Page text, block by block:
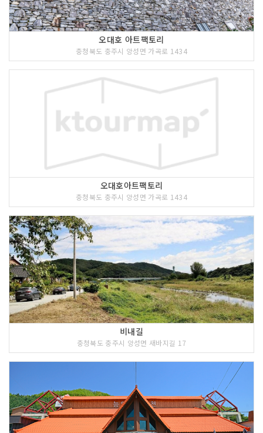
오대호 아트팩토리
충청북도 충주시 앙성면 가곡로 1434
오대호아트팩토리
충청북도 충주시 앙성면 가곡로 1434
비내길
충청북도 충주시 앙성면 새바지길 17